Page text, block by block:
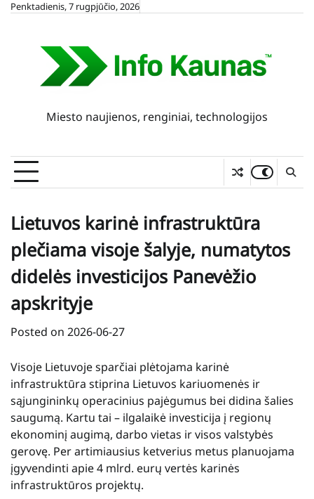
SkipPenktadienis, 7 rugpjūčio, 2026
Miesto naujienos, renginiai, technologijos
Lietuvos karinė infrastruktūra
plečiama visoje šalyje, numatytos
didelės investicijos Panevėžio
apskrityje
Posted on 2026-06-27
Visoje Lietuvoje sparčiai plėtojama karinė
infrastruktūra stiprina Lietuvos kariuomenės ir
sąjungininkų operacinius pajėgumus bei didina šalies
saugumą. Kartu tai – ilgalaikė investicija į regionų
ekonominį augimą, darbo vietas ir visos valstybės
gerovę. Per artimiausius ketverius metus planuojama
įgyvendinti apie 4 mlrd. eurų vertės karinės
infrastruktūros projektų.